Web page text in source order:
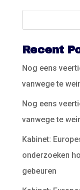
Recent
Nog eens
vanwege te
Nog eens
vanwege te
Kabinet:
onderzoeken
gebeuren